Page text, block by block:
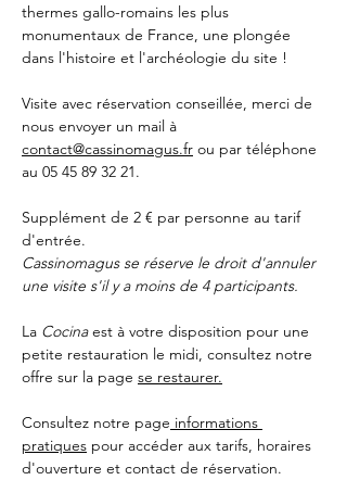
thermes gallo-romains les plus
monumentaux de France, une plongée
dans l'histoire et l'archéologie du site !
Visite avec réservation conseillée, merci de
nous envoyer un mail à
contact@cassinomagus.fr ou par téléphone
au 05 45 89 32 21.
Supplément de 2 € par personne au tarif
d'entrée.
Cassinomagus se réserve le droit d'annuler
une visite s'il y a moins de 4 participants.
La Cocina est à votre disposition pour une
petite restauration le midi, consultez notre
offre sur la page se restaurer.
Consultez notre page informations
pratiques pour accéder aux tarifs, horaires
d'ouverture et contact de réservation.